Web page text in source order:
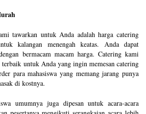
tawarkan untuk Anda adalah harga catering
kalangan menengah keatas. Anda dapat
bermacam macam harga. Catering kami
untuk Anda yang ingin memesan catering
para mahasiswa yang memang jarang punya
di kostnya.
umumnya juga dipesan untuk acara-acara